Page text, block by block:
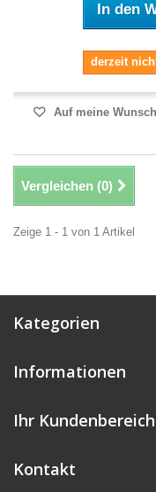
In den
derzeit
Auf meine
Vergleichen (0)
Zeige 1 - 1 von 1 Artikel
Kategorien
Informationen
Ihr Kundenbereich
Kontakt